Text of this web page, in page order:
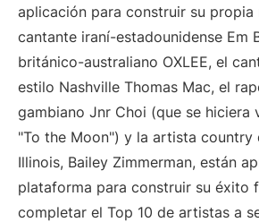
aplicación para construir su propia
cantante iraní-estadounidense Em
británico-australiano OXLEE, el
estilo Nashville Thomas Mac, el
gambiano Jnr Choi (que se hiciera
"To the Moon") y la artista country
Illinois, Bailey Zimmerman, están
plataforma para construir su éxito
completar el Top 10 de artistas a